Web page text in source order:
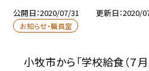
公開日 2020/07/31 更新日 2020/
お知らせ・職員室
小牧市から「学校給食（７月